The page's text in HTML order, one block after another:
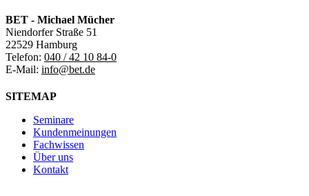
BET - Michael Mücher
Niendorfer Straße 51
22529 Hamburg
Telefon: 040 / 42 10 84-0
E-Mail: info@bet.de
SITEMAP
Seminare
Kundenmeinungen
Fachwissen
Über uns
Kontakt